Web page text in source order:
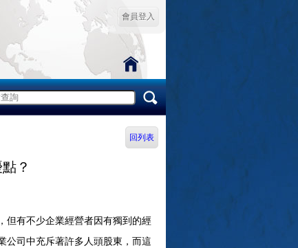
會員登入
回列表
？
有不少企業經營者因有獨到的經
公司中充斥著許多人頭股東，而這